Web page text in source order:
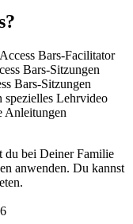
Bars-Facilitator
Bars-Sitzungen
Bars-Sitzungen
spezielles Lehrvideo
Anleitungen
du bei Deiner Familie
anwenden. Du kannst